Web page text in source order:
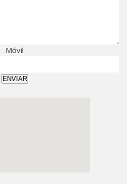
Móvil
ENVIAR